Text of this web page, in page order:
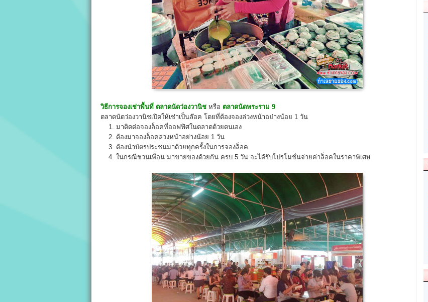
วิธีการจองเช่าพื้นที่ ตลาดนัดว่องวานิช หรือ ตลาดนัดพระราม 9
ตลาดนัดว่องวานิชเปิดให้เช่าเป็นล๊อค โดยที่ต้องจองล่วงหน้าอย่างน้อย 1 วัน
1. มาติดต่อจองล็อคที่ออฟฟิศในตลาดด้วยตนเอง
2. ต้องมาจองล็อคล่วงหน้าอย่างน้อย 1 วัน
3. ต้องนำบัตรประชนมาด้วยทุกครั้งในการจองล็อค
4. ในกรณีชวนเพื่อน มาขายของด้วยกัน ครบ 5 วัน จะได้รับโปรโมชั่นจ่ายค่าล็อคในราคาพิเศษ